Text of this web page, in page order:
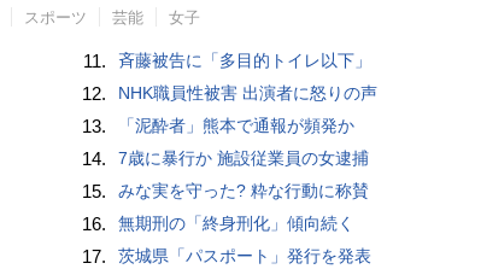
スポーツ 芸能 女子
11. 斉藤被告に「多目的トイレ以下」
12. NHK職員性被害 出演者に怒りの声
13. 「泥酔者」熊本で通報が頻発か
14. 7歳に暴行か 施設従業員の女逮捕
15. みな実を守った? 粋な行動に称賛
16. 無期刑の「終身刑化」傾向続く
17. 茨城県「パスポート」発行を発表